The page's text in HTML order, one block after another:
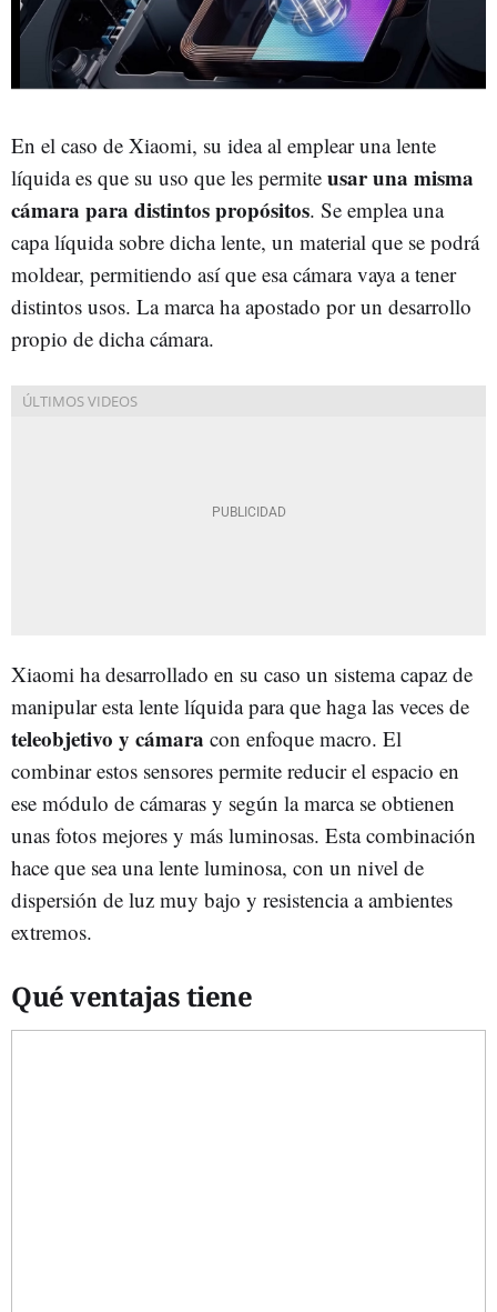
En el caso de Xiaomi, su idea al emplear una lente
líquida es que su uso que les permite usar una misma
cámara para distintos propósitos. Se emplea una
capa líquida sobre dicha lente, un material que se podrá
moldear, permitiendo así que esa cámara vaya a tener
distintos usos. La marca ha apostado por un desarrollo
propio de dicha cámara.
Xiaomi ha desarrollado en su caso un sistema capaz de
manipular esta lente líquida para que haga las veces de
teleobjetivo y cámara con enfoque macro. El
combinar estos sensores permite reducir el espacio en
ese módulo de cámaras y según la marca se obtienen
unas fotos mejores y más luminosas. Esta combinación
hace que sea una lente luminosa, con un nivel de
dispersión de luz muy bajo y resistencia a ambientes
extremos.
Qué ventajas tiene